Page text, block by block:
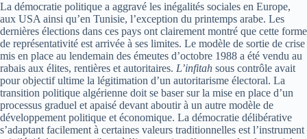
La démocratie politique a aggravé les inégalités sociales en Europe,
aux USA ainsi qu’en Tunisie, l’exception du printemps arabe. Les
dernières élections dans ces pays ont clairement montré que cette forme
de représentativité est arrivée à ses limites. Le modèle de sortie de crise
mis en place au lendemain des émeutes d’octobre 1988 a été vendu au
rabais aux élites, rentières et autoritaires. L’infitah sous contrôle avait
pour objectif ultime la légitimation d’un autoritarisme électoral. La
transition politique algérienne doit se baser sur la mise en place d’un
processus graduel et apaisé devant aboutir à un autre modèle de
développement politique et économique. La démocratie délibérative
s’adaptant facilement à certaines valeurs traditionnelles est l’instrument